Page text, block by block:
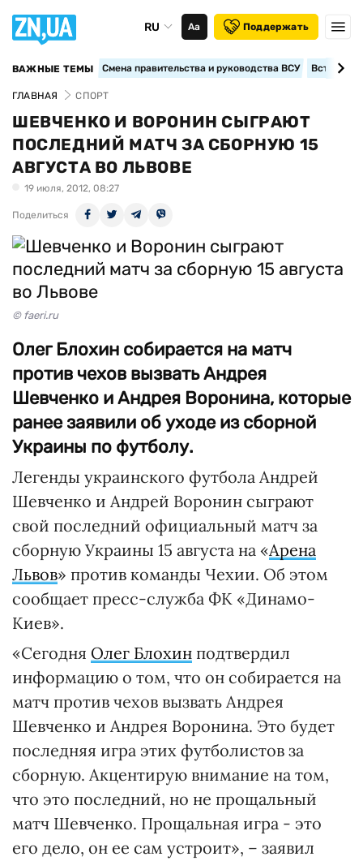
RU Аа Поддержать
ВАЖНЫЕ ТЕМЫ Смена правительства и руководства ВСУ
ГЛАВНАЯ СПОРТ
ШЕВЧЕНКО И ВОРОНИН СЫГРАЮТ
ПОСЛЕДНИЙ МАТЧ ЗА СБОРНУЮ 15
АВГУСТА ВО ЛЬВОВЕ
19 июля, 2012, 08:27
Поделиться
© faeri.ru
Олег Блохин собирается на матч
против чехов вызвать Андрея
Шевченко и Андрея Воронина, которые
ранее заявили об уходе из сборной
Украины по футболу.
Легенды украинского футбола Андрей
Шевченко и Андрей Воронин сыграют
свой последний официальный матч за
сборную Украины 15 августа на «Арена
Львов» против команды Чехии. Об этом
сообщает пресс-служба ФК «Динамо-
Киев».
«Сегодня Олег Блохин подтвердил
информацию о том, что он собирается на
матч против чехов вызвать Андрея
Шевченко и Андрея Воронина. Это будет
последняя игра этих футболистов за
сборную. Акцентирую внимание на том,
что это последний, но не прощальный
матч Шевченко. Прощальная игра - это
его дело, он ее сам устроит», – заявил